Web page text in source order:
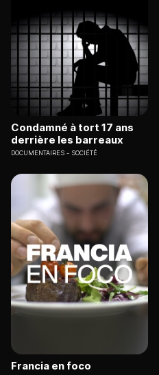
Condamné à tort 17 ans
derrière les barreaux
DOCUMENTAIRES SOCIÉTÉ
Francia en foco